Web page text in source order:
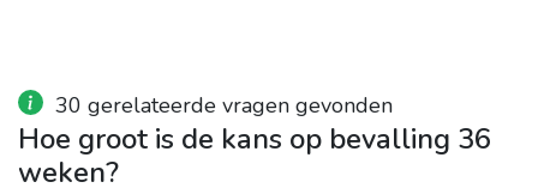
30 gerelateerde vragen gevonden
Hoe groot is de kans op bevalling 36
weken?